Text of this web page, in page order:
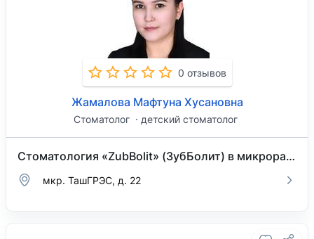
0 отзывов
Жамалова Мафтуна Хусановна
Стоматолог детский стоматолог
Стоматология «ZubBolit» (ЗубБолит) в микрорайоне ТашГРЭС
мкр. ТашГРЭС, д. 22